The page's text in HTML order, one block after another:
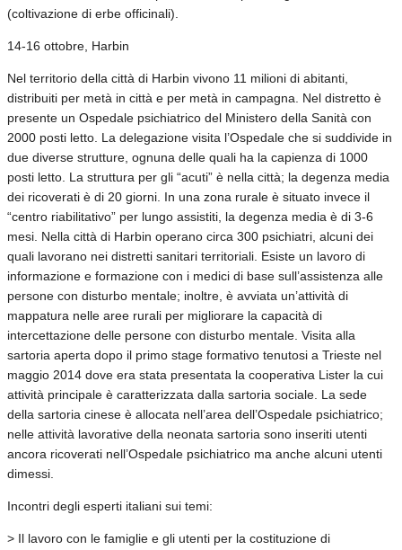
(coltivazione di erbe officinali).
14-16 ottobre, Harbin
Nel territorio della città di Harbin vivono 11 milioni di abitanti,
distribuiti per metà in città e per metà in campagna. Nel distretto è
presente un Ospedale psichiatrico del Ministero della Sanità con
2000 posti letto. La delegazione visita l’Ospedale che si suddivide in
due diverse strutture, ognuna delle quali ha la capienza di 1000
posti letto. La struttura per gli “acuti” è nella città; la degenza media
dei ricoverati è di 20 giorni. In una zona rurale è situato invece il
“centro riabilitativo” per lungo assistiti, la degenza media è di 3-6
mesi. Nella città di Harbin operano circa 300 psichiatri, alcuni dei
quali lavorano nei distretti sanitari territoriali. Esiste un lavoro di
informazione e formazione con i medici di base sull’assistenza alle
persone con disturbo mentale; inoltre, è avviata un’attività di
mappatura nelle aree rurali per migliorare la capacità di
intercettazione delle persone con disturbo mentale. Visita alla
sartoria aperta dopo il primo stage formativo tenutosi a Trieste nel
maggio 2014 dove era stata presentata la cooperativa Lister la cui
attività principale è caratterizzata dalla sartoria sociale. La sede
della sartoria cinese è allocata nell’area dell’Ospedale psichiatrico;
nelle attività lavorative della neonata sartoria sono inseriti utenti
ancora ricoverati nell’Ospedale psichiatrico ma anche alcuni utenti
dimessi.
Incontri degli esperti italiani sui temi:
> Il lavoro con le famiglie e gli utenti per la costituzione di